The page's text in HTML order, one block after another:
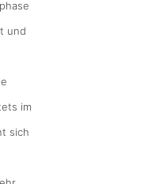
und
im
sich